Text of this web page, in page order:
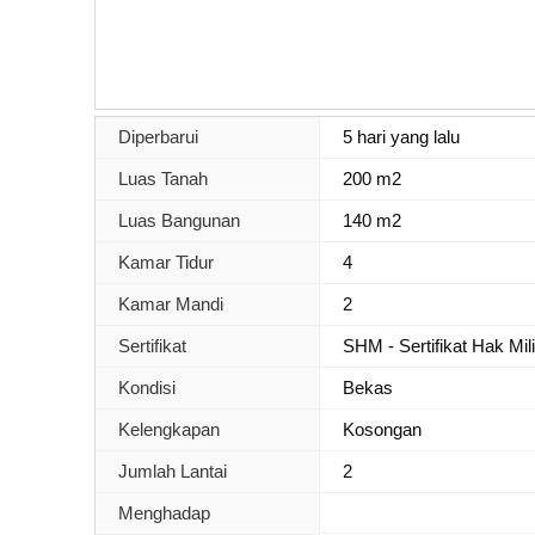
Diperbarui 5 hari yang lalu
Luas Tanah 200 m2
Luas Bangunan 140 m2
Kamar Tidur 4
Kamar Mandi 2
Sertifikat SHM - Sertifikat Hak
Kondisi Bekas
Kelengkapan Kosongan
Jumlah Lantai 2
Menghadap